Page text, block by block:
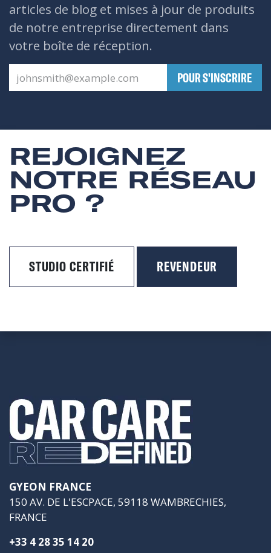
articles de blog et mises à jour de produits
de notre entreprise directement dans
votre boîte de réception.
​POUR S'INSCRIRE
REJOIGNEZ
NOTRE RÉSEAU
PRO ?
STUDIO CERTIFIÉ REVENDEUR
GYEON FRANCE
150 AV. DE L'ESCPACE, 59118 WAMBRECHIES,
FRANCE
+33 4 28 35 14 20